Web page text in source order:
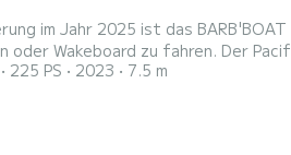
im Jahr 2025 ist das
oder Wakeboard zu fahren. Der
und einem sehr großen
komfortabel bietet das Boot
225 PS 2023 7.5 m